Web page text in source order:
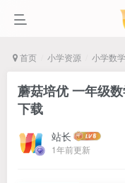
首页 小学资源 小学数学
蘑菇培优 一年级
下载
站长
1年前更新